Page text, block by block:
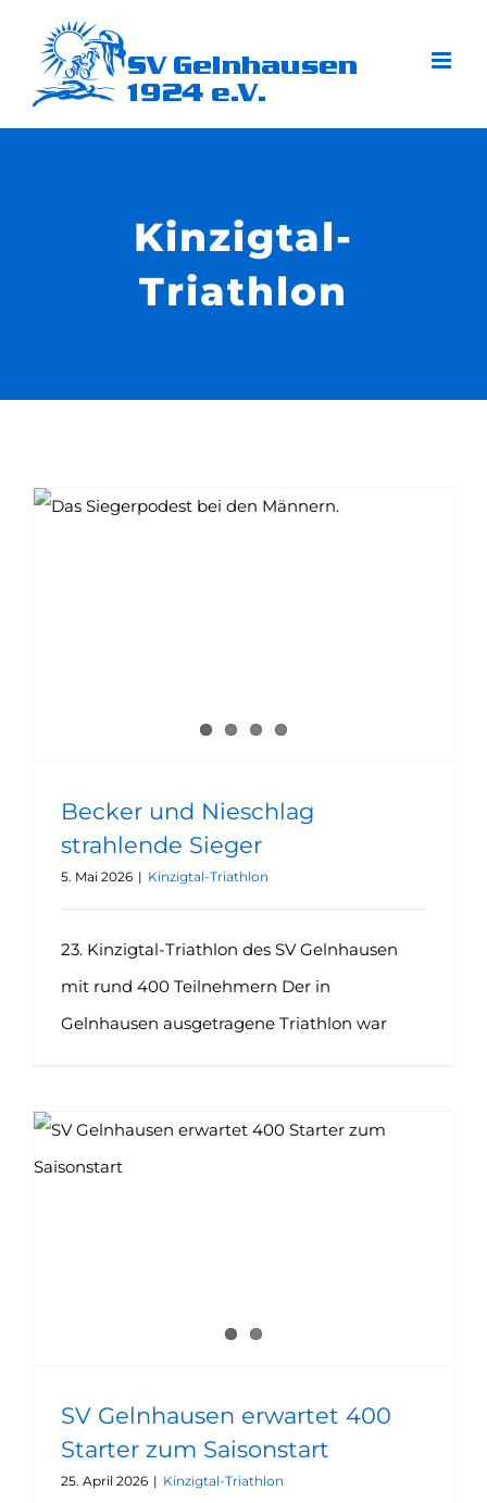
Inhalt
springen
Kinzigtal-
Triathlon
Becker und Nieschlag
strahlende Sieger
5. Mai 2026 | Kinzigtal-Triathlon
23. Kinzigtal-Triathlon des SV Gelnhausen
mit rund 400 Teilnehmern Der in
Gelnhausen ausgetragene Triathlon war
SV Gelnhausen erwartet 400
Starter zum Saisonstart
25. April 2026 | Kinzigtal-Triathlon